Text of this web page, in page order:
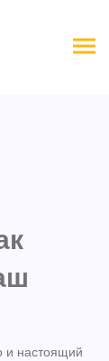
и настоящий